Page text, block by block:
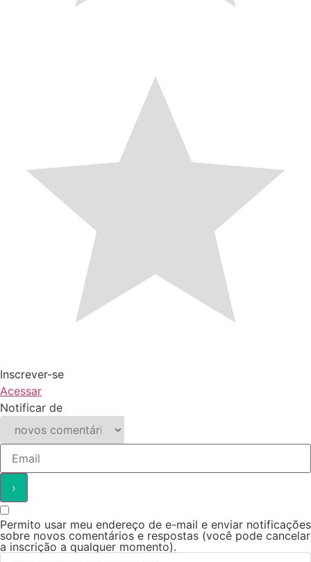
Inscrever-se
Acessar
Notificar de
Permito usar meu endereço de e-mail e enviar notificações
sobre novos comentários e respostas (você pode cancelar
a inscrição a qualquer momento).